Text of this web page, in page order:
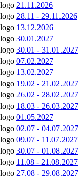
21.11.2026
28.11 - 29.11.2026
13.12.2026
30.01.2027
30.01 - 31.01.2027
07.02.2027
13.02.2027
19.02 - 21.02.2027
26.02 - 28.02.2027
18.03 - 26.03.2027
01.05.2027
02.07 - 04.07.2027
09.07 - 11.07.2027
30.07 - 01.08.2027
11.08 - 21.08.2027
27.08 - 29.08.2027